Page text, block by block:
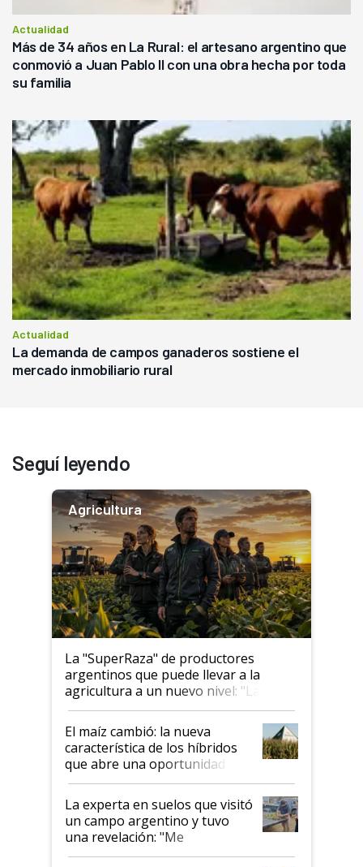
Actualidad
Más de 34 años en La Rural: el artesano argentino que
conmovió a Juan Pablo II con una obra hecha por toda
su familia
Actualidad
La demanda de campos ganaderos sostiene el
mercado inmobiliario rural
Seguí leyendo
Agricultura
La "SuperRaza" de productores
argentinos que puede llevar a la
agricultura a un nuevo nivel: "Las
posibilidades de crecimiento son
infinitas"
El maíz cambió: la nueva
característica de los híbridos
que abre una oportunidad en
el lote
La experta en suelos que visitó
un campo argentino y tuvo
una revelación: "Me
impresionó mucho"